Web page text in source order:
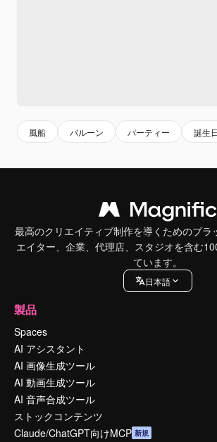
風船 バルーン パーティー 誕生日
最高のクリエイティブ制作を導くためのプラ
エイター、企業、代理店、スタジオを含む
ています。
日本語
製品
Spaces
AI アシスタント
AI 画像生成ツール
AI 動画生成ツール
AI 音声合成ツール
ストックコンテンツ
Claude/ChatGPT向けMCP 新規